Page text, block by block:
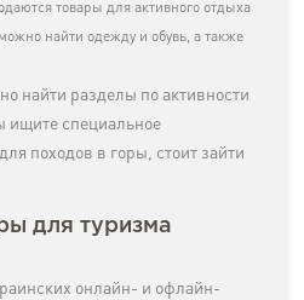
товары для активного отдыха
найти одежду и обувь, а также
найти разделы по активности
ищите специальное
походов в горы, стоит зайти
для туризма
онлайн- и офлайн-